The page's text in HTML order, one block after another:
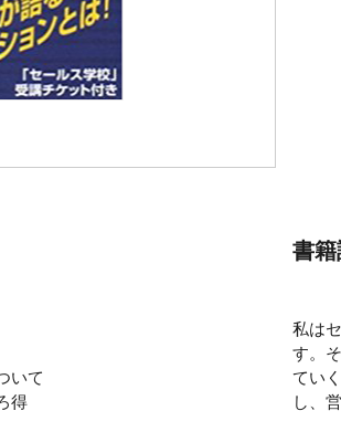
いて
得
書籍
私は
す。
てい
し、